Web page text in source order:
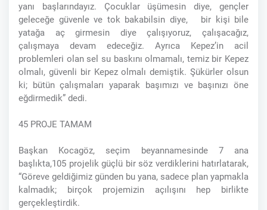
yanı başlarındayız. Çocuklar üşümesin diye, gençler
geleceğe güvenle ve tok bakabilsin diye, bir kişi bile
yatağa aç girmesin diye çalışıyoruz, çalışacağız,
çalışmaya devam edeceğiz. Ayrıca Kepez’in acil
problemleri olan sel su baskını olmamalı, temiz bir Kepez
olmalı, güvenli bir Kepez olmalı demiştik. Şükürler olsun
ki; bütün çalışmaları yaparak başımızı ve başınızı öne
eğdirmedik” dedi.
45 PROJE TAMAM
Başkan Kocagöz, seçim beyannamesinde 7 ana
başlıkta,105 projelik güçlü bir söz verdiklerini hatırlatarak,
“Göreve geldiğimiz günden bu yana, sadece plan yapmakla
kalmadık; birçok projemizin açılışını hep birlikte
gerçekleştirdik.